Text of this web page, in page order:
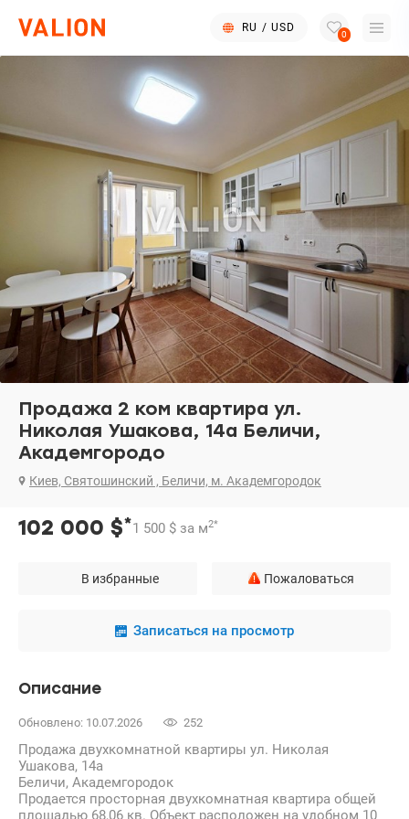
RU / USD
0
Продажа 2 ком квартира ул.
Николая Ушакова, 14а Беличи,
Академгородо
Киев, Святошинский , Беличи, м. Академгородок
102 000 $*1 500 $ за м2*
В избранные Пожаловаться
Записаться на просмотр
Описание
Обновлено: 10.07.2026 252
Продажа двухкомнатной квартиры ул. Николая
Ушакова, 14а
Беличи, Академгородок
Продается просторная двухкомнатная квартира общей
площадью 68,06 кв. Объект расположен на удобном 10